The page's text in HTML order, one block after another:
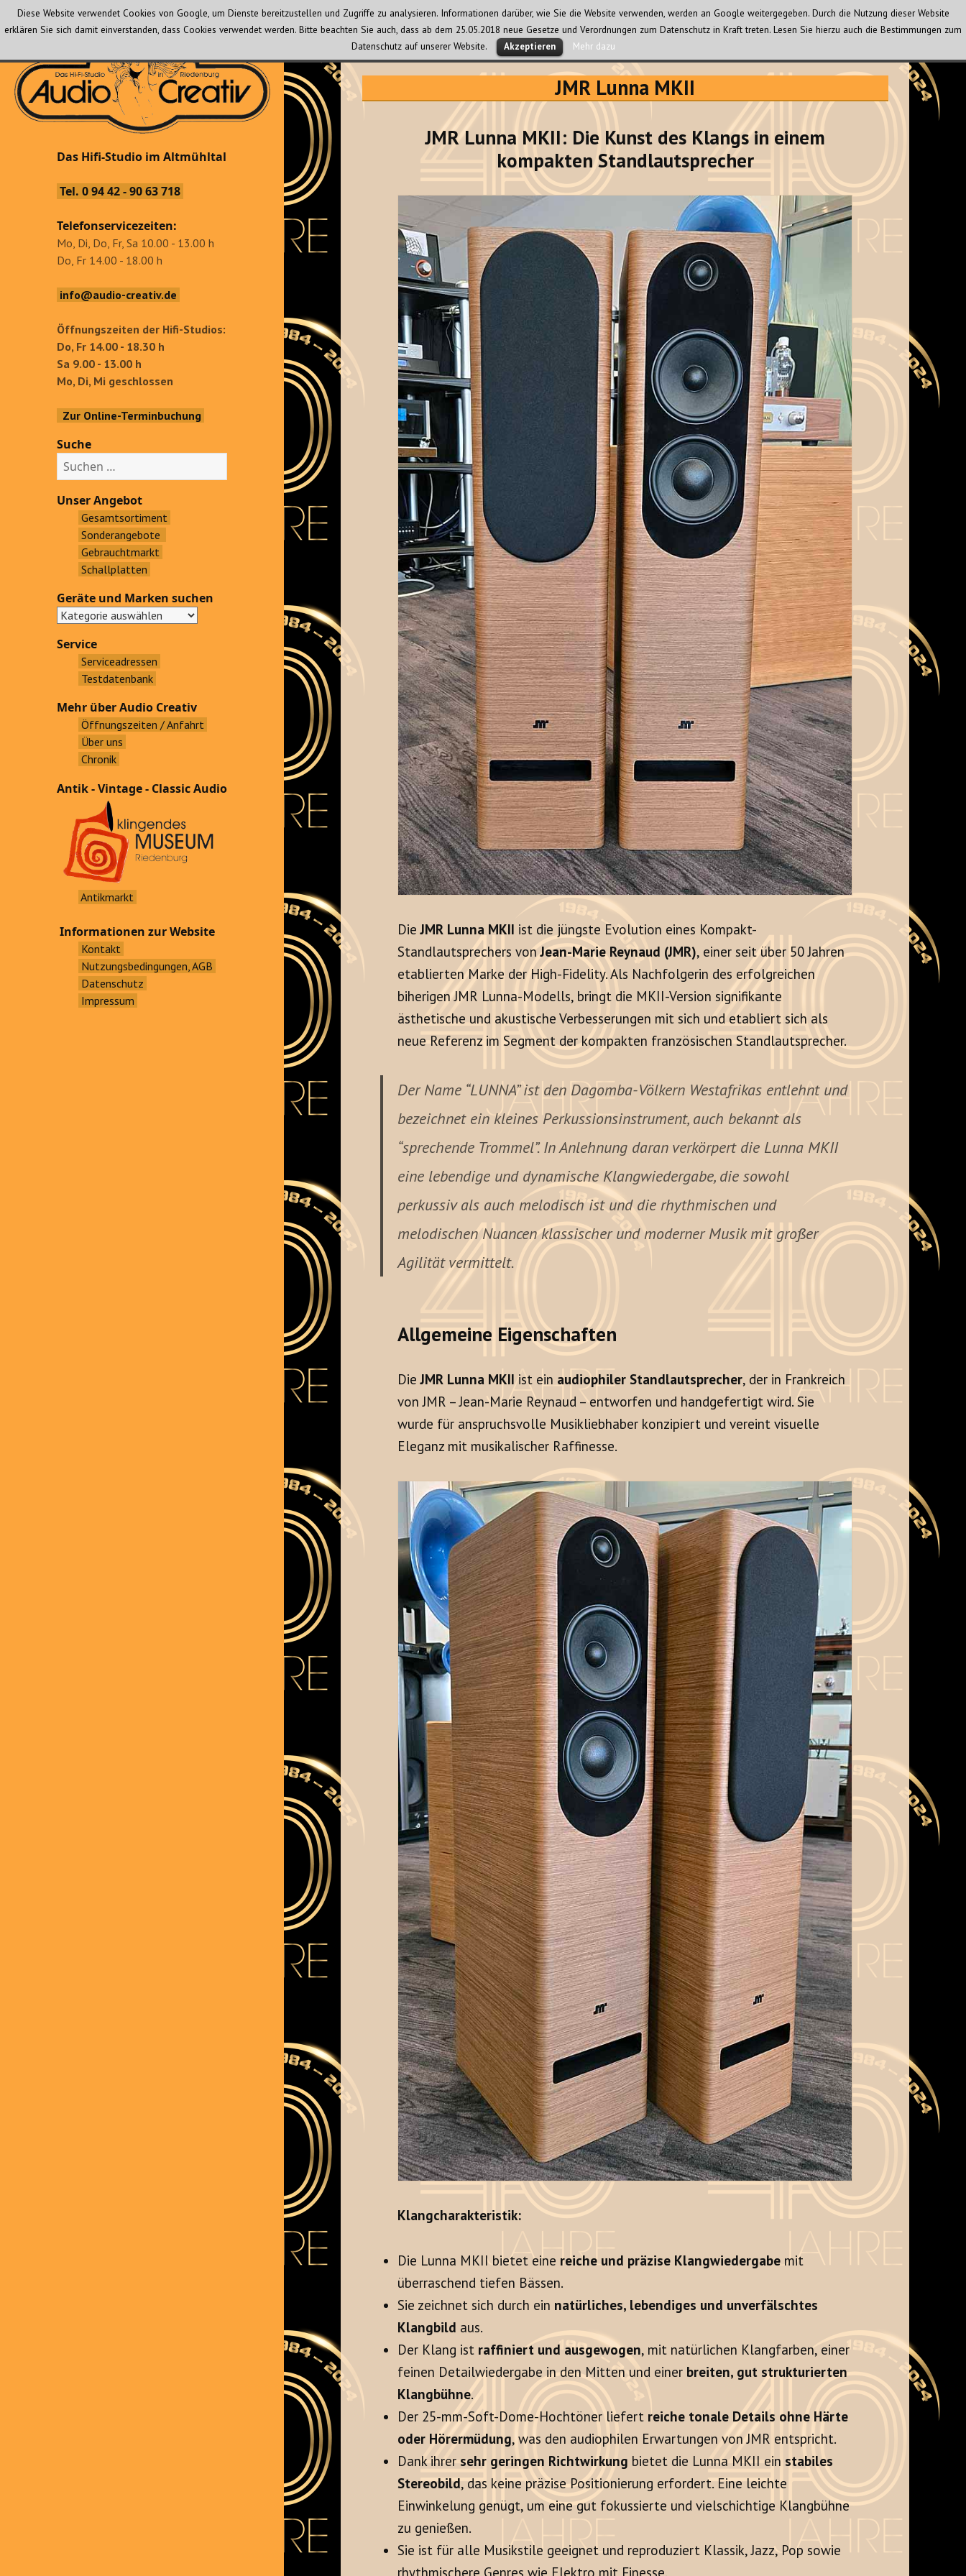
Das Hifi-Studio im Altmühltal
Das Hifi-Studio im Altmühltal
Tel. 0 94 42 - 90 63 718
Telefonservicezeiten:
Mo, Di, Do, Fr, Sa 10.00 - 13.00 h
Do, Fr 14.00 - 18.00 h
info@audio-creativ.de
Öffnungszeiten der Hifi-Studios:
Do, Fr 14.00 - 18.30 h
Sa 9.00 - 13.00 h
Mo, Di, Mi geschlossen
Zur Online-Terminbuchung
Suche
u
c
h
Unser Angebot
Gesamtsortiment
Sonderangebote
Gebrauchtmarkt
Schallplatten
Geräte und Marken suchen
Service
Serviceadressen
Testdatenbank
Mehr über Audio Creativ
Öffnungszeiten / Anfahrt
Über uns
Chronik
Antik - Vintage - Classic Audio
Antikmarkt
Informationen zur Website
Kontakt
Nutzungsbedingungen, AGB
Datenschutz
Impressum
JMR Lunna MKII
JMR Lunna MKII: Die Kunst des Klangs in einem
kompakten Standlautsprecher
DieJMR Lunna MKII ist die jüngste Evolution eines Kompakt-
Standlautsprechers vonJean-Marie Reynaud (JMR), einer seit über 50 Jahren
etablierten Marke der High-Fidelity. Als Nachfolgerin des erfolgreichen
biherigen JMR Lunna-Modells, bringt die MKII-Version signifikante
ästhetische und akustische Verbesserungen mit sich und etabliert sich als
neue Referenz im Segment der kompakten französischen Standlautsprecher.
Der Name “LUNNA”ist den Dagomba-Völkern Westafrikas entlehnt und
bezeichnet ein kleines Perkussionsinstrument, auch bekannt als
“sprechende Trommel”. In Anlehnung daran verkörpert die Lunna MKII
eine lebendige und dynamische Klangwiedergabe, die sowohl
perkussiv als auch melodisch ist und die rhythmischen und
melodischen Nuancen klassischer und moderner Musik mit großer
Agilität vermittelt.
Allgemeine Eigenschaften
DieJMR Lunna MKII ist ein audiophiler Standlautsprecher, der in Frankreich
von JMR – Jean-Marie Reynaud – entworfen und handgefertigt wird. Sie
wurde für anspruchsvolle Musikliebhaber konzipiert und vereint visuelle
Eleganz mit musikalischer Raffinesse.
Klangcharakteristik:
Die Lunna MKII bietet eine reiche und präzise Klangwiedergabe mit
überraschend tiefen Bässen.
Sie zeichnet sich durch ein natürliches, lebendiges und unverfälschtes
Klangbild aus.
Der Klang ist raffiniert und ausgewogen, mit natürlichen Klangfarben, einer
feinen Detailwiedergabe in den Mitten und einer breiten, gut strukturierten
Klangbühne.
Der 25-mm-Soft-Dome-Hochtöner liefert reiche tonale Details ohne Härte
oder Hörermüdung, was den audiophilen Erwartungen von JMR entspricht.
Dank ihrersehr geringen Richtwirkung bietet die Lunna MKII ein stabiles
Stereobild, das keine präzise Positionierung erfordert. Eine leichte
Einwinkelung genügt, um eine gut fokussierte und vielschichtige Klangbühne
zu genießen.
Sie ist für alle Musikstile geeignet und reproduziert Klassik, Jazz, Pop sowie
rhythmischere Genres wie Elektro mit Finesse.
Diese Website verwendet Cookies von Google, um Dienste bereitzustellen und Zugriffe zu analysieren. Informationen darüber, wie Sie die Website verwenden, werden an Google weitergegeben. Durch die Nutzung dieser Website
erklären Sie sich damit einverstanden, dass Cookies verwendet werden. Bitte beachten Sie auch, dass ab dem 25.05.2018 neue Gesetze und Verordnungen zum Datenschutz in Kraft treten. Lesen Sie hierzu auch die Bestimmungen zum
Datenschutz auf unserer Website.
Akzeptieren Mehr dazu